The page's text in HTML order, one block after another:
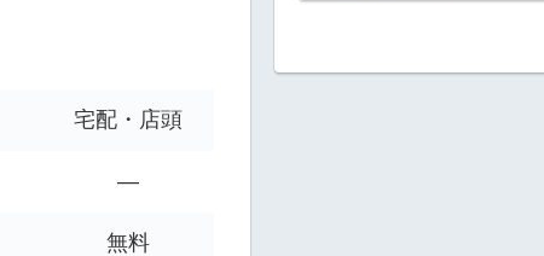
宅配・店頭
—
無料